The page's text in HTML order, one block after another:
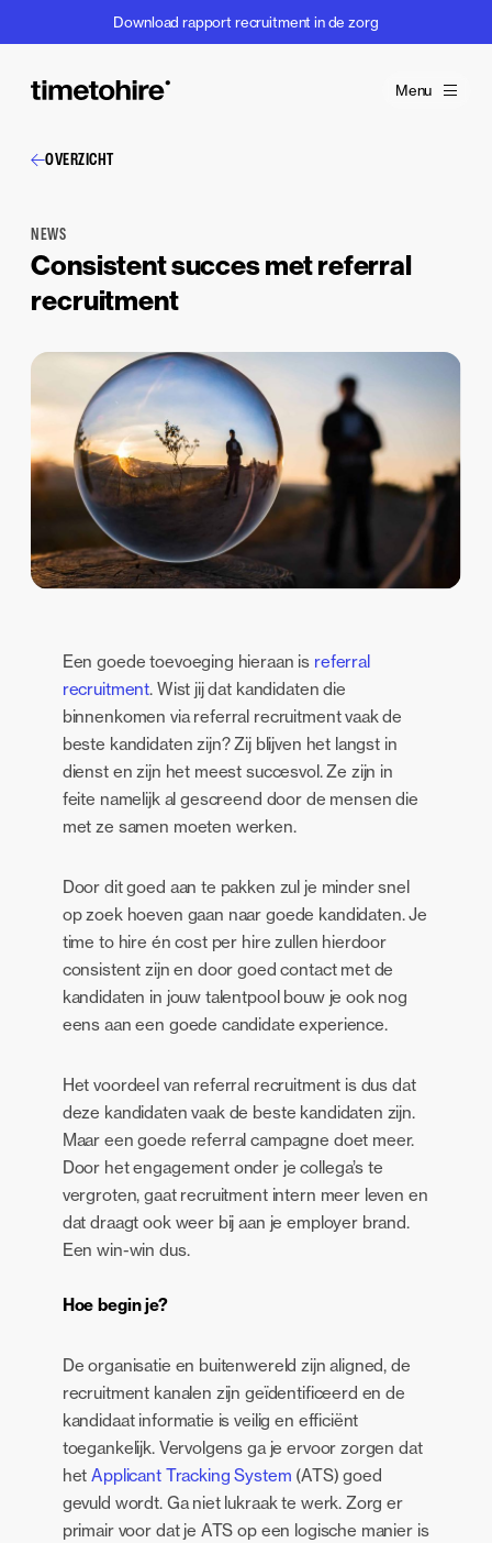
Download rapport recruitment in de zorg
Menu
OVERZICHT
NEWS
Consistent succes met referral
recruitment
Een goede toevoeging hieraan is referral
recruitment. Wist jij dat kandidaten die
binnenkomen via referral recruitment vaak de
beste kandidaten zijn? Zij blijven het langst in
dienst en zijn het meest succesvol. Ze zijn in
feite namelijk al gescreend door de mensen die
met ze samen moeten werken.
Door dit goed aan te pakken zul je minder snel
op zoek hoeven gaan naar goede kandidaten. Je
time to hire én cost per hire zullen hierdoor
consistent zijn en door goed contact met de
kandidaten in jouw talentpool bouw je ook nog
eens aan een goede candidate experience.
Het voordeel van referral recruitment is dus dat
deze kandidaten vaak de beste kandidaten zijn.
Maar een goede referral campagne doet meer.
Door het engagement onder je collega’s te
vergroten, gaat recruitment intern meer leven en
dat draagt ook weer bij aan je employer brand.
Een win-win dus.
Hoe begin je?
De organisatie en buitenwereld zijn aligned, de
recruitment kanalen zijn geïdentificeerd en de
kandidaat informatie is veilig en efficiënt
toegankelijk. Vervolgens ga je ervoor zorgen dat
hetApplicant Tracking System (ATS) goed
gevuld wordt. Ga niet lukraak te werk. Zorg er
primair voor dat je ATS op een logische manier is